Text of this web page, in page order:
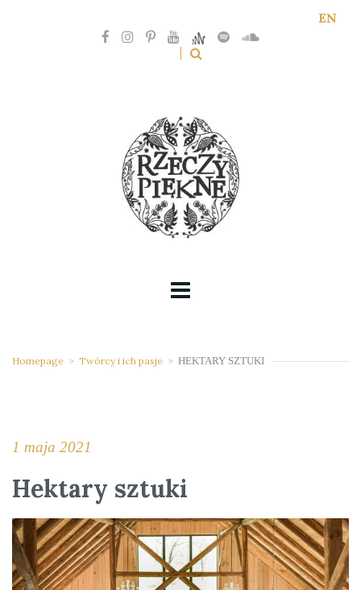
EN
Homepage > Twórcy i ich pasje > HEKTARY SZTUKI
1 maja 2021
Hektary sztuki